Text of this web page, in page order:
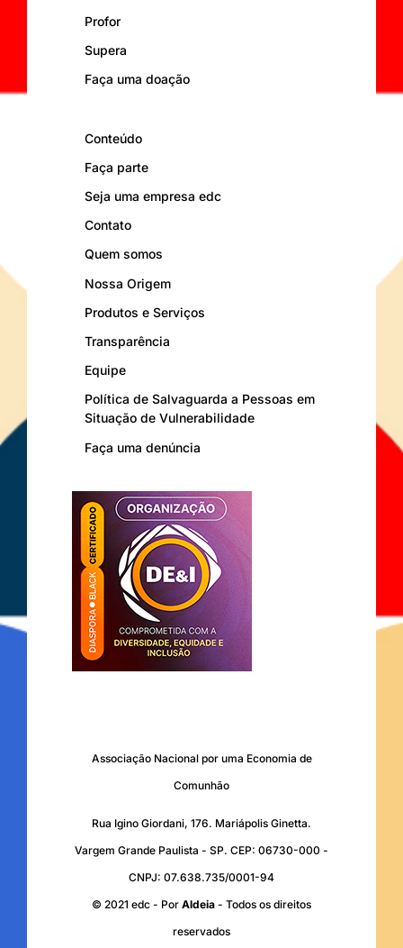
Profor
Supera
Faça uma doação
Conteúdo
Faça parte
Seja uma empresa edc
Contato
Quem somos
Nossa Origem
Produtos e Serviços
Transparência
Equipe
Política de Salvaguarda a Pessoas em
Situação de Vulnerabilidade
Faça uma denúncia
Associação Nacional por uma Economia de
Comunhão
Rua Igino Giordani, 176. Mariápolis Ginetta.
Vargem Grande Paulista - SP. CEP: 06730-000 -
CNPJ: 07.638.735/0001-94
© 2021 edc - Por Aldeia - Todos os direitos
reservados